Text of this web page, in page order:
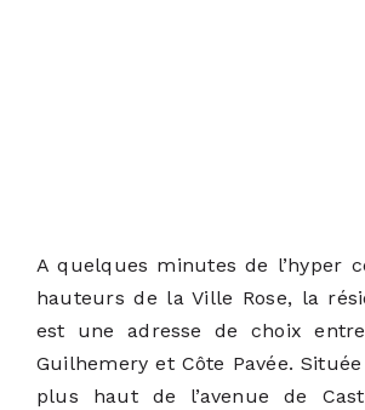
A quelques minutes de l’hyper
hauteurs de la Ville Rose, la
est une adresse de choix
Guilhemery et Côte Pavée.
plus haut de l’avenue de